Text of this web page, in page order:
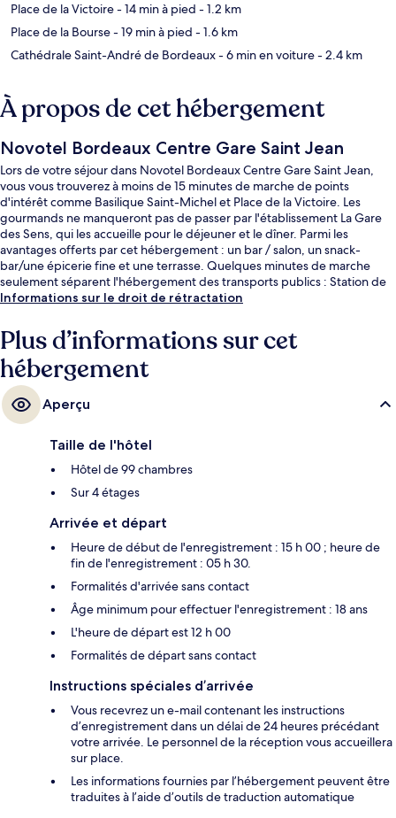
Place de la Victoire- 14 min à pied - 1.2 km
Place de la Bourse- 19 min à pied - 1.6 km
Cathédrale Saint-André de Bordeaux- 6 min en voiture- 2.4 km
À propos de cet hébergement
Novotel Bordeaux Centre Gare Saint Jean
Lors de votre séjour dans Novotel Bordeaux Centre Gare Saint Jean,
vous vous trouverez à moins de 15 minutes de marche de points
d'intérêt comme Basilique Saint-Michel et Place de la Victoire. Les
gourmands ne manqueront pas de passer par l'établissement La Gare
des Sens, qui les accueille pour le déjeuner et le dîner. Parmi les
avantages offerts par cet hébergement : un bar / salon, un snack-
bar/une épicerie fine et une terrasse. Quelques minutes de marche
seulement séparent l'hébergement des transports publics : Station de
tramway Tauzia est accessible en quelques foulées et Station de
Informations sur le droit de rétractation
Plus d’informations sur cet
hébergement
Aperçu
Taille de l'hôtel
Hôtel de 99 chambres
Sur 4 étages
Arrivée et départ
Heure de début de l'enregistrement : 15 h 00 ; heure de
fin de l'enregistrement : 05 h 30.
Formalités d'arrivée sans contact
Âge minimum pour effectuer l'enregistrement : 18 ans
L'heure de départ est 12 h 00
Formalités de départ sans contact
Instructions spéciales d’arrivée
Vous recevrez un e-mail contenant les instructions
d’enregistrement dans un délai de 24 heures précédant
votre arrivée. Le personnel de la réception vous accueillera
sur place.
Les informations fournies par l’hébergement peuvent être
traduites à l’aide d’outils de traduction automatique